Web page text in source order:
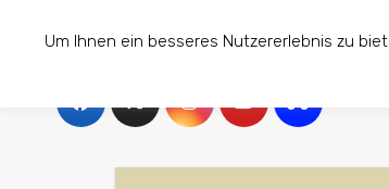
InhaltUm Ihnen ein besseres Nutzererlebnis zu